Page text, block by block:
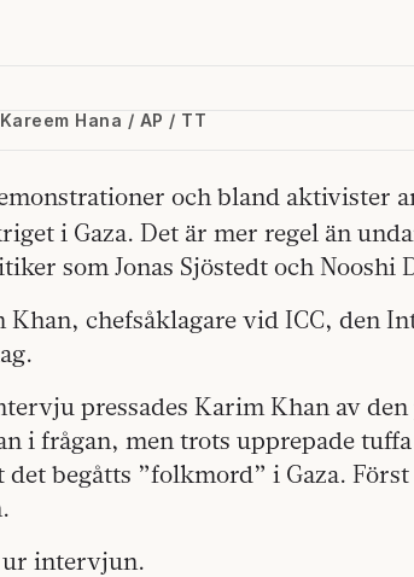
Hana / AP / TT
och bland aktivister
i Gaza. Det är mer regel än
som Jonas Sjöstedt och Nooshi
Khan, chefsåklagare vid ICC, den
pressades Karim Khan av
i frågan, men trots upprepade
det begåtts ”folkmord” i Gaza.
ur intervjun.